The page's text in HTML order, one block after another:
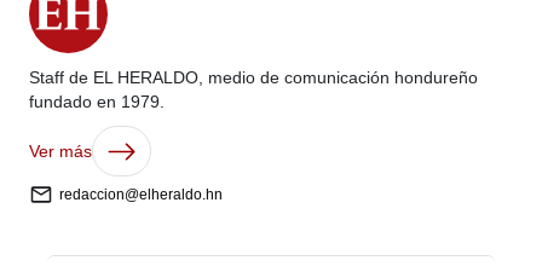
Staff de EL HERALDO, medio de comunicación hondureño
fundado en 1979.
Ver más
redaccion@elheraldo.hn